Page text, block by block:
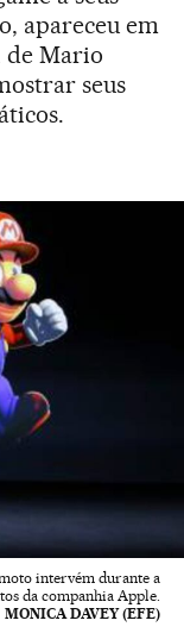
apareceu em
de Mario
seus
intervém durante a
da companhia Apple.
MONICA DAVEY (EFE)